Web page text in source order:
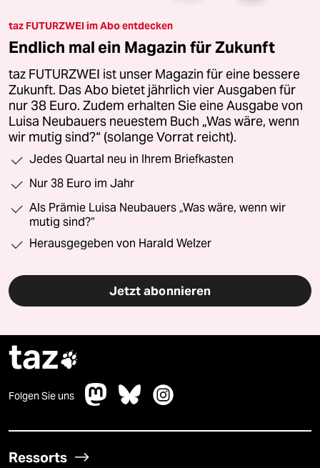
taz FUTURZWEI im Abo entdecken
Endlich mal ein Magazin für Zukunft
taz FUTURZWEI ist unser Magazin für eine bessere
Zukunft. Das Abo bietet jährlich vier Ausgaben für
nur 38 Euro. Zudem erhalten Sie eine Ausgabe von
Luisa Neubauers neuestem Buch „Was wäre, wenn
wir mutig sind?“ (solange Vorrat reicht).
Jedes Quartal neu in Ihrem Briefkasten
Nur 38 Euro im Jahr
Als Prämie Luisa Neubauers „Was wäre, wenn wir
mutig sind?“
Herausgegeben von Harald Welzer
Jetzt abonnieren
taz
Folgen Sie uns
Ressorts